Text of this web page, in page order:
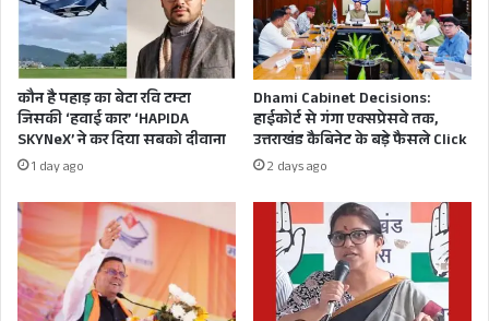
हरक का छलका चुका है। अभी एक-दो और मंत्री है
जिनका दर्द आ सकता है छलककर बाहर चंद दिनों में!
वैसे दीपक रावत की ज्वाइनिंग पर नजर बनाकर रखनी
होगी क्योंकि मुख्यमंत्री धामी के दावों का दम देखने का
पहला बहाना होगा।
CM PUSHKAR SINGH DHAMI
IAS DEEPAK RAWAT
टीम
इंडिया
का
आगाज
कौन है पहाड़ का बेटा रवि टम्टा
जिसकी ‘हवाई कार’ ‘HAPIDA
SKYNeX’ ने कर दिया सबको दीवाना
1 day ago
Dhami Cabinet Decisions:
हाईकोर्ट से गंगा एक्सप्रेसवे तक,
उत्तराखंड कैबिनेट के बड़े फैसले Click
2 days ago